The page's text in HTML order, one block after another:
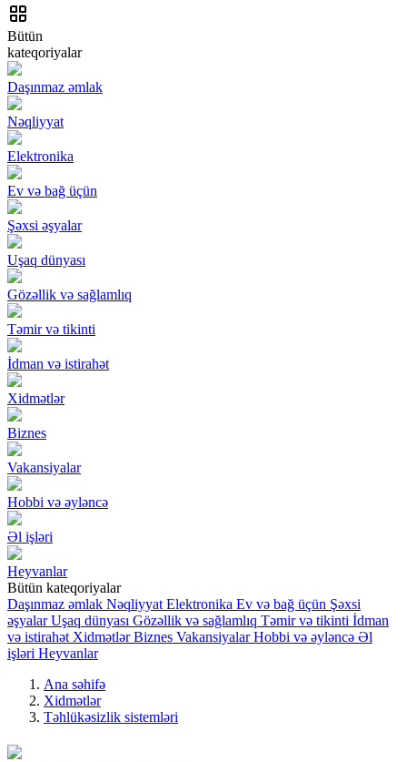
Bütün
kateqoriyalar
Daşınmaz əmlak
Nəqliyyat
Elektronika
Ev və bağ üçün
Şəxsi əşyalar
Uşaq dünyası
Gözəllik və sağlamlıq
Təmir və tikinti
İdman və istirahət
Xidmətlər
Biznes
Vakansiyalar
Hobbi və əyləncə
Əl işləri
Heyvanlar
Bütün kateqoriyalar
Daşınmaz əmlak Nəqliyyat Elektronika Ev və bağ üçün Şəxsi
əşyalar Uşaq dünyası Gözəllik və sağlamlıq Təmir və tikinti İdman
və istirahət Xidmətlər Biznes Vakansiyalar Hobbi və əyləncə Əl
işləri Heyvanlar
Ana səhifə
Xidmətlər
Təhlükəsizlik sistemləri